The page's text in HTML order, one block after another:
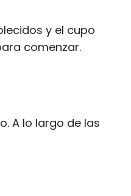
y el cupo
comenzar.
A lo largo de las